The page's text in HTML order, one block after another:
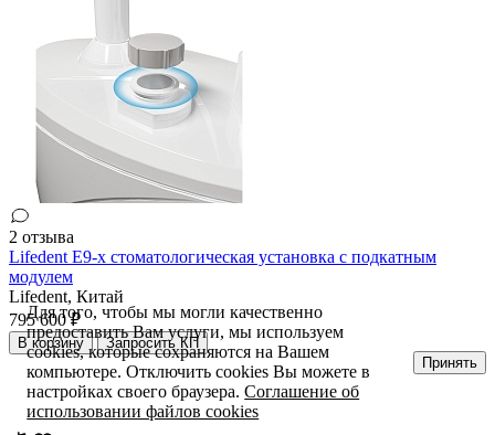
2 отзыва
Lifedent E9-x стоматологическая установка c подкатным
модулем
Lifedent, Китай
795 600 ₽
В корзину Запросить КП
Для того, чтобы мы могли качественно
предоставить Вам услуги, мы используем
cookies, которые сохраняются на Вашем
компьютере. Отключить cookies Вы можете в
настройках своего браузера.Соглашение об
использовании файлов cookies
Принять